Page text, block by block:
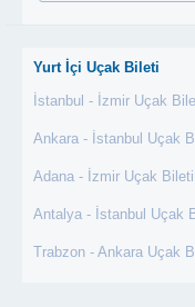
Yurt İçi Uçak Bileti
İstanbul - İzmir Uçak
Ankara - İstanbul Uçak
Adana - İzmir Uçak Bileti
Antalya - İstanbul Uçak
Trabzon - Ankara Uçak